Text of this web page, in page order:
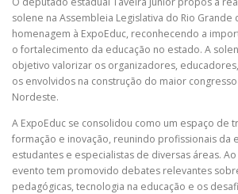
solene na Assembleia Legislativa do Rio Grande
homenagem à ExpoEduc, reconhecendo a
o fortalecimento da educação no estado. A
objetivo valorizar os organizadores,
os envolvidos na construção do maior
Nordeste.
A ExpoEduc se consolidou como um espaço de
formação e inovação, reunindo profissionais da
estudantes e especialistas de diversas áreas.
evento tem promovido debates relevantes
pedagógicas, tecnologia na educação e os